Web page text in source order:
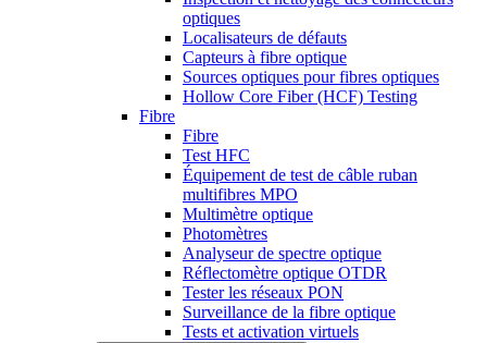
optiques
Localisateurs de défauts
Capteurs à fibre optique
Sources optiques pour fibres optiques
Hollow Core Fiber (HCF) Testing
Fibre
Fibre
Test HFC
Équipement de test de câble ruban
multifibres MPO
Multimètre optique
Photomètres
Analyseur de spectre optique
Réflectomètre optique OTDR
Tester les réseaux PON
Surveillance de la fibre optique
Tests et activation virtuels